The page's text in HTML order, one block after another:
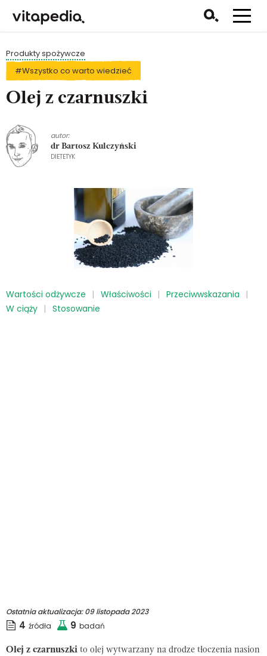
Produkty spożywcze
#Wszystko co warto wiedzieć
Olej z czarnuszki
autor:
dr Bartosz Kulczyński
DIETETYK
Wartości odżywcze Właściwości
Przeciwwskazania
W ciąży
Stosowanie
Ostatnia aktualizacja:09 listopada 2023
4 źródła 9 badań
Olej z czarnuszki to olej wytwarzany na drodze tłoczenia nasion